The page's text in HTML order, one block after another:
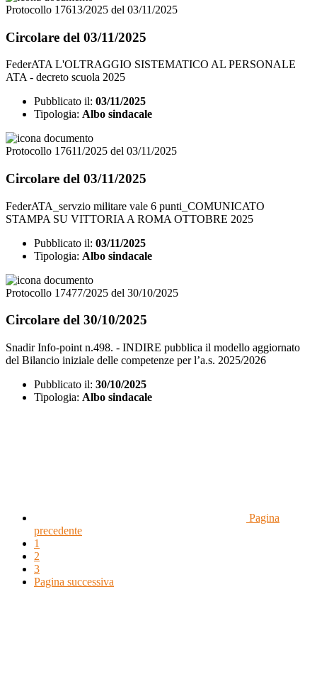
Protocollo 17613/2025 del 03/11/2025
Circolare del 03/11/2025
FederATA L'OLTRAGGIO SISTEMATICO AL PERSONALE
ATA - decreto scuola 2025
Pubblicato il: 03/11/2025
Tipologia: Albo sindacale
Protocollo 17611/2025 del 03/11/2025
Circolare del 03/11/2025
FederATA_servzio militare vale 6 punti_COMUNICATO
STAMPA SU VITTORIA A ROMA OTTOBRE 2025
Pubblicato il: 03/11/2025
Tipologia: Albo sindacale
Protocollo 17477/2025 del 30/10/2025
Circolare del 30/10/2025
Snadir Info-point n.498. - INDIRE pubblica il modello aggiornato
del Bilancio iniziale delle competenze per l’a.s. 2025/2026
Pubblicato il: 30/10/2025
Tipologia: Albo sindacale
Pagina
precedente
1
2
3
Pagina successiva